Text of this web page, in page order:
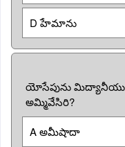
D హేమాను
యోసేపును
అమ్మివేసిరి?
A అమీషాదా